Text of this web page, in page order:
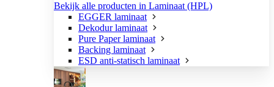
Bekijk alle producten in Laminaat (HPL)
EGGER laminaat
Dekodur laminaat
Pure Paper laminaat
Backing laminaat
ESD anti-statisch laminaat